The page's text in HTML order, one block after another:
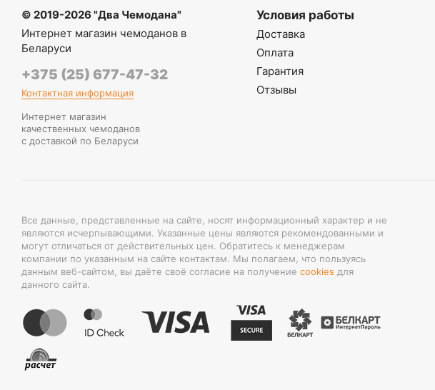
© 2019-2026 "Два Чемодана"
Интернет магазин чемоданов в
Беларуси
+375 (25) 677-47-32
Контактная информация
Интернет магазин
качественных чемоданов
с доставкой по Беларуси
Условия работы
Доставка
Оплата
Гарантия
Отзывы
Все данные, представленные на сайте, носят информационный характер и не
являются исчерпывающими. Указанные цены являются рекомендованными и
могут отличаться от действительных цен. Обратитесь к менеджерам
компании по указанным на сайте контактам. Мы полагаем, что пользуясь
данным веб-сайтом, вы даёте своё согласие на получение cookies для
данного сайта.